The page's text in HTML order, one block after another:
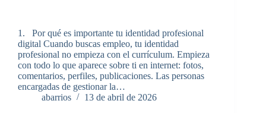
1. Por qué es importante tu identidad profesional
digital Cuando buscas empleo, tu identidad
profesional no empieza con el currículum. Empieza
con todo lo que aparece sobre ti en internet: fotos,
comentarios, perfiles, publicaciones. Las personas
encargadas de gestionar la…
abarrios
13 de abril de 2026